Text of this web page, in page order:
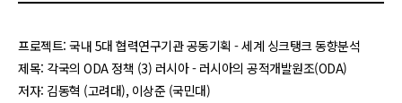
프로젝트: 국내 5대 협력연구기관 공동기획 - 세계 싱크탱크 동향분석
제목: 각국의 ODA 정책 (3) 러시아 - 러시아의 공적개발원조(ODA)
저자: 김동혁 (고려대), 이상준 (국민대)